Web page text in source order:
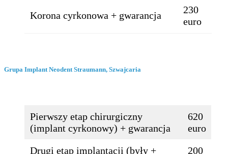
Korona cyrkonowa + gwarancja
230
euro
Grupa Implant Neodent Straumann, Szwajcaria
Pierwszy etap chirurgiczny
(implant cyrkonowy) + gwarancja
620
euro
Drugi etap implantacji (były +
200